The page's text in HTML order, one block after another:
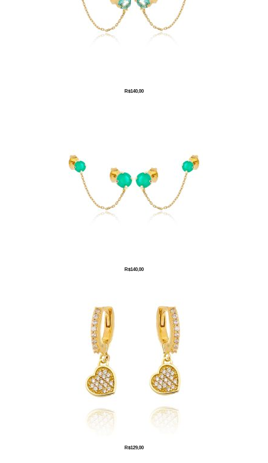
R$140,00
R$140,00
R$129,00